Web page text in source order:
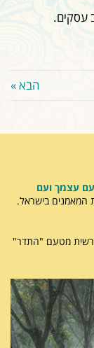
עסקים.
הבא »
עם עצמך ועם
בישראל.
מטעם "התדר"